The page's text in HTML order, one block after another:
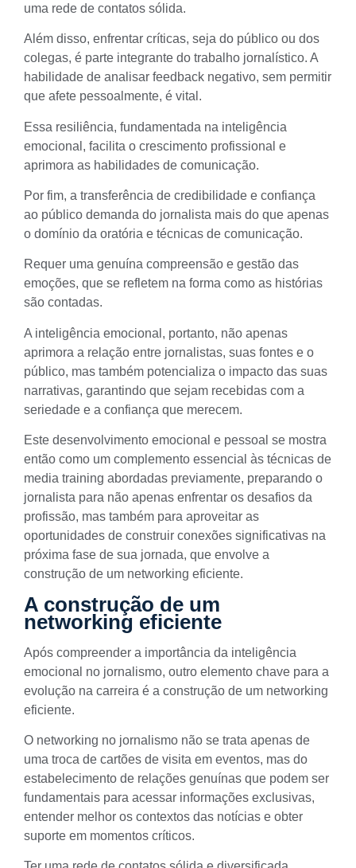
uma rede de contatos sólida.
Além disso, enfrentar críticas, seja do público ou dos
colegas, é parte integrante do trabalho jornalístico. A
habilidade de analisar feedback negativo, sem permitir
que afete pessoalmente, é vital.
Essa resiliência, fundamentada na inteligência
emocional, facilita o crescimento profissional e
aprimora as habilidades de comunicação.
Por fim, a transferência de credibilidade e confiança
ao público demanda do jornalista mais do que apenas
o domínio da oratória e técnicas de comunicação.
Requer uma genuína compreensão e gestão das
emoções, que se refletem na forma como as histórias
são contadas.
A inteligência emocional, portanto, não apenas
aprimora a relação entre jornalistas, suas fontes e o
público, mas também potencializa o impacto das suas
narrativas, garantindo que sejam recebidas com a
seriedade e a confiança que merecem.
Este desenvolvimento emocional e pessoal se mostra
então como um complemento essencial às técnicas de
media training abordadas previamente, preparando o
jornalista para não apenas enfrentar os desafios da
profissão, mas também para aproveitar as
oportunidades de construir conexões significativas na
próxima fase de sua jornada, que envolve a
construção de um networking eficiente.
A construção de um
networking eficiente
Após compreender a importância da inteligência
emocional no jornalismo, outro elemento chave para a
evolução na carreira é a construção de um networking
eficiente.
O networking no jornalismo não se trata apenas de
uma troca de cartões de visita em eventos, mas do
estabelecimento de relações genuínas que podem ser
fundamentais para acessar informações exclusivas,
entender melhor os contextos das notícias e obter
suporte em momentos críticos.